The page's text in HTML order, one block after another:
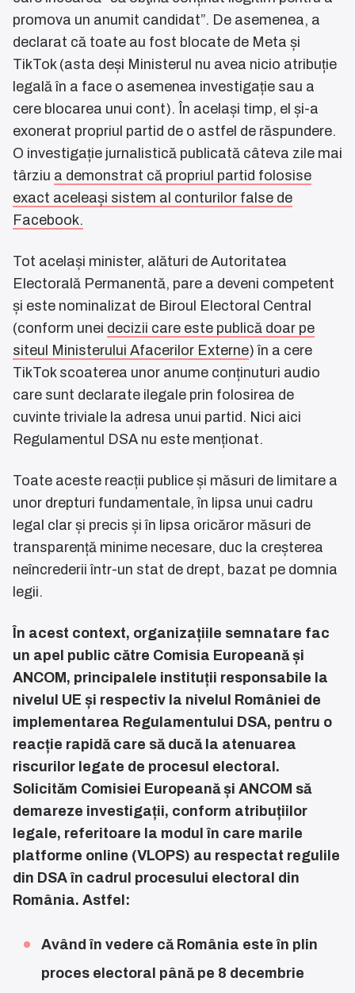
promova un anumit candidat”. De asemenea, a
declarat că toate au fost blocate de Meta și
TikTok (asta deși Ministerul nu avea nicio atribuție
legală în a face o asemenea investigație sau a
cere blocarea unui cont). În același timp, el și-a
exonerat propriul partid de o astfel de răspundere.
O investigație jurnalistică publicată câteva zile mai
târziu a demonstrat că propriul partid folosise
exact aceleași sistem al conturilor false de
Facebook.
Tot același minister, alături de Autoritatea
Electorală Permanentă, pare a deveni competent
și este nominalizat de Biroul Electoral Central
(conform unei decizii care este publică doar pe
siteul Ministerului Afacerilor Externe) în a cere
TikTok scoaterea unor anume conținuturi audio
care sunt declarate ilegale prin folosirea de
cuvinte triviale la adresa unui partid. Nici aici
Regulamentul DSA nu este menționat.
Toate aceste reacții publice și măsuri de limitare a
unor drepturi fundamentale, în lipsa unui cadru
legal clar și precis și în lipsa oricăror măsuri de
transparență minime necesare, duc la creșterea
neîncrederii într-un stat de drept, bazat pe domnia
legii.
În acest context, organizațiile semnatare fac
un apel public către Comisia Europeană și
ANCOM, principalele instituții responsabile la
nivelul UE și respectiv la nivelul României de
implementarea Regulamentului DSA, pentru o
reacție rapidă care să ducă la atenuarea
riscurilor legate de procesul electoral.
Solicităm Comisiei Europeană și ANCOM să
demareze investigații, conform atribuțiilor
legale, referitoare la modul în care marile
platforme online (VLOPS) au respectat regulile
din DSA în cadrul procesului electoral din
România. Astfel:
Având în vedere că România este în plin
proces electoral până pe 8 decembrie